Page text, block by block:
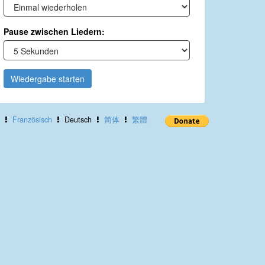
Pause zwischen Liedern:
Wiedergabe starten
Französisch Deutsch 简体 繁體